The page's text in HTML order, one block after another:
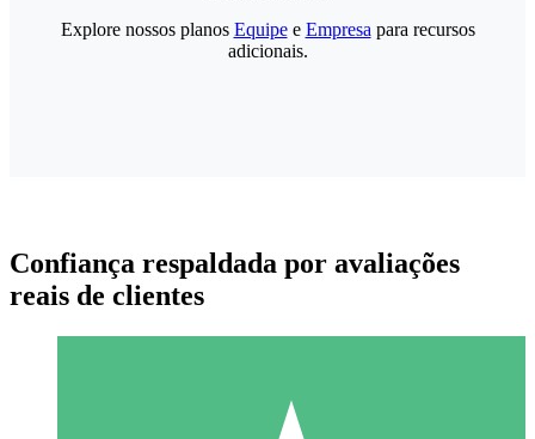
Explore nossos planos Equipee Empresa para recursos
adicionais.
Confiança respaldada por avaliações
reais de clientes